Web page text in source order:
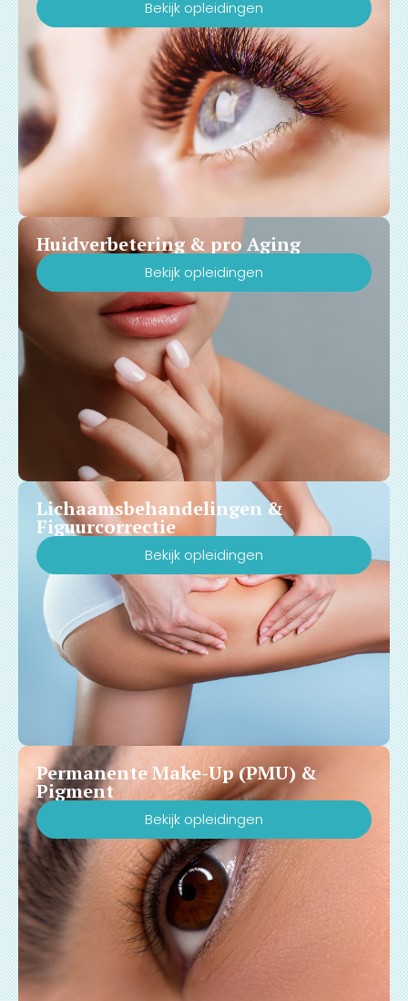
Bekijk opleidingen
Huidverbetering & pro Aging
Bekijk opleidingen
Lichaamsbehandelingen &
Figuurcorrectie
Bekijk opleidingen
Permanente Make-Up (PMU) &
Pigment
Bekijk opleidingen